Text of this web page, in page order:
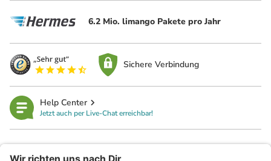
6.2 Mio. limango Pakete pro Jahr
Sichere Verbindung
Help Center
Jetzt auch per Live-Chat erreichbar!